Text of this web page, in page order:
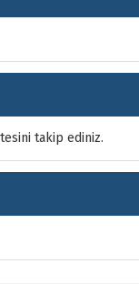
takip ediniz.